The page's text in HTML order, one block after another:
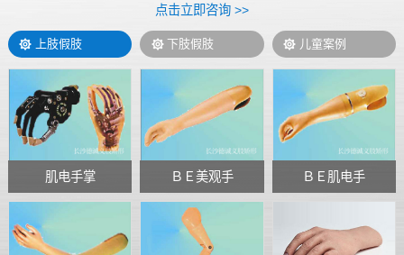
点击立即咨询 >>
上肢假肢 下肢假肢 儿童案例
肌电手掌 ＢＥ美观手 ＢＥ肌电手